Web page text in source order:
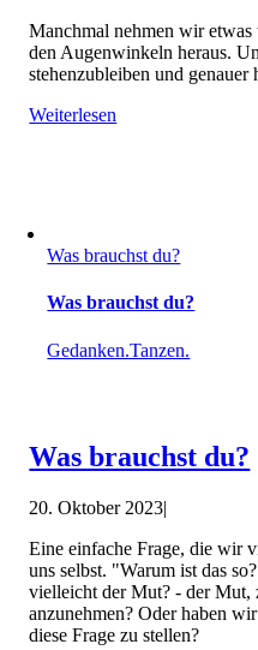
Manchmal nehmen wir
den Augenwinkeln heraus.
stehenzubleiben und genauer
Weiterlesen
Was brauchst du?
Was brauchst du?
Gedanken.Tanzen.
Was brauchst du?
20. Oktober 2023|
Eine einfache Frage, die wir
uns selbst. "Warum ist das
vielleicht der Mut? - der Mut,
anzunehmen? Oder haben
diese Frage zu stellen?